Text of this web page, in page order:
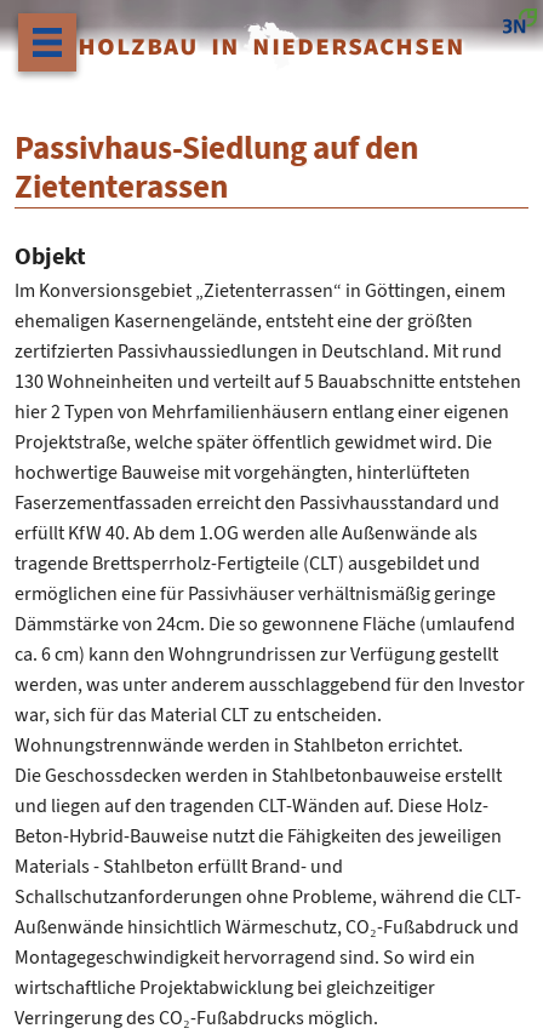
HOLZBAU IN NIEDERSACHSEN
Passivhaus-Siedlung auf den
Zietenterassen
Objekt
Im Konversionsgebiet „Zietenterrassen“ in Göttingen, einem
ehemaligen Kasernengelände, entsteht eine der größten
zertifzierten Passivhaussiedlungen in Deutschland. Mit rund
130 Wohneinheiten und verteilt auf 5 Bauabschnitte entstehen
hier 2 Typen von Mehrfamilienhäusern entlang einer eigenen
Projektstraße, welche später öffentlich gewidmet wird. Die
hochwertige Bauweise mit vorgehängten, hinterlüfteten
Faserzementfassaden erreicht den Passivhausstandard und
erfüllt KfW 40. Ab dem 1.OG werden alle Außenwände als
tragende Brettsperrholz-Fertigteile (CLT) ausgebildet und
ermöglichen eine für Passivhäuser verhältnismäßig geringe
Dämmstärke von 24cm. Die so gewonnene Fläche (umlaufend
ca. 6 cm) kann den Wohngrundrissen zur Verfügung gestellt
werden, was unter anderem ausschlaggebend für den Investor
war, sich für das Material CLT zu entscheiden.
Wohnungstrennwände werden in Stahlbeton errichtet.
Die Geschossdecken werden in Stahlbetonbauweise erstellt
und liegen auf den tragenden CLT-Wänden auf. Diese Holz-
Beton-Hybrid-Bauweise nutzt die Fähigkeiten des jeweiligen
Materials - Stahlbeton erfüllt Brand- und
Schallschutzanforderungen ohne Probleme, während die CLT-
Außenwände hinsichtlich Wärmeschutz, CO₂-Fußabdruck und
Montagegeschwindigkeit hervorragend sind. So wird ein
wirtschaftliche Projektabwicklung bei gleichzeitiger
Verringerung des CO₂-Fußabdrucks möglich.